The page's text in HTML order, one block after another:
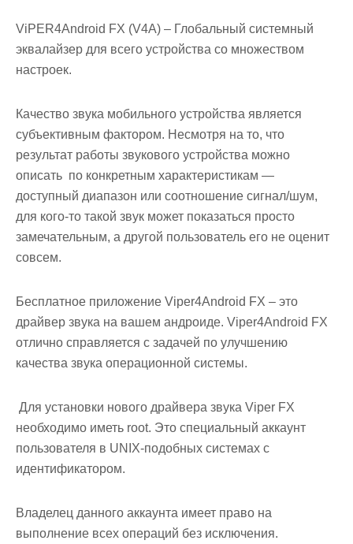
ViPER4Android FX (V4A) – Глобальный системный
эквалайзер для всего устройства со множеством
настроек.
Качество звука мобильного устройства является
субъективным фактором. Несмотря на то, что
результат работы звукового устройства можно
описать по конкретным характеристикам —
доступный диапазон или соотношение сигнал/шум,
для кого-то такой звук может показаться просто
замечательным, а другой пользователь его не оценит
совсем.
Бесплатное приложение Viper4Android FX – это
драйвер звука на вашем андроиде. Viper4Android FX
отлично справляется с задачей по улучшению
качества звука операционной системы.
Для установки нового драйвера звука Viper FX
необходимо иметь root. Это специальный аккаунт
пользователя в UNIX-подобных системах с
идентификатором.
Владелец данного аккаунта имеет право на
выполнение всех операций без исключения.